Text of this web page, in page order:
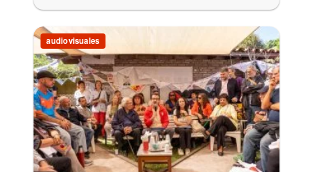
audiovisuales